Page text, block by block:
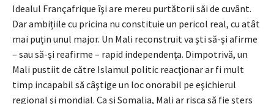
Idealul Françafrique îşi are mereu purtătorii săi de cuvânt.
Dar ambițiile cu pricina nu constituie un pericol real, cu atât
mai puţin unul major. Un Mali reconstruit va şti să-şi afirme
– sau să-şi reafirme – rapid independenţa. Dimpotrivă, un
Mali pustiit de către Islamul politic reacţionar ar fi mult
timp incapabil să câştige un loc onorabil pe eşichierul
regional şi mondial. Ca şi Somalia, Mali ar risca să fie şters